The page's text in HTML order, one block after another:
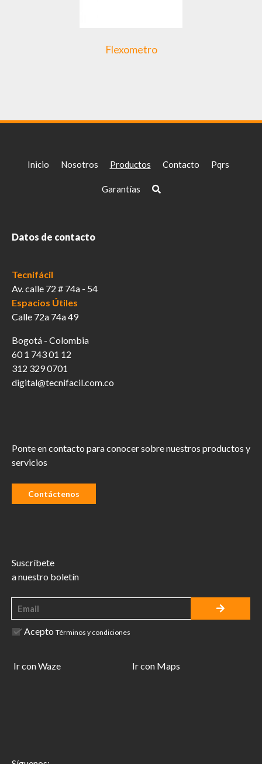
Flexometro
Inicio Nosotros Productos Contacto Pqrs
Garantías
Datos de contacto
Tecnifácil
Av. calle 72 # 74a - 54
Espacios Útiles
Calle 72a 74a 49
Bogotá - Colombia
60 1 743 01 12
312 329 0701
digital@tecnifacil.com.co
Ponte en contacto para conocer sobre nuestros productos y
servicios
Contáctenos
Suscríbete
a nuestro boletín
Acepto Términos y condiciones
Ir con Waze Ir con Maps